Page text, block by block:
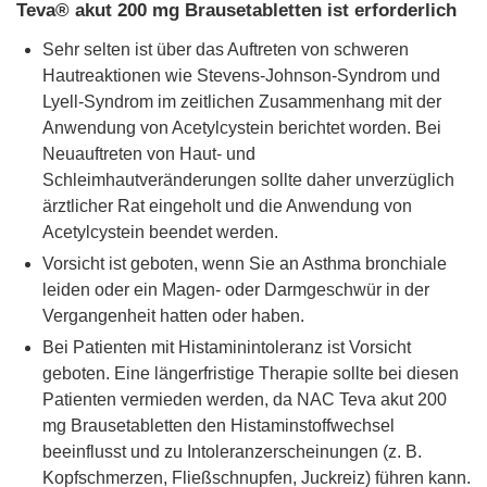
Teva® akut 200 mg Brausetabletten ist erforderlich
Sehr selten ist über das Auftreten von schweren
Hautreaktionen wie Stevens-Johnson-Syndrom und
Lyell-Syndrom im zeitlichen Zusammenhang mit der
Anwendung von Acetylcystein berichtet worden. Bei
Neuauftreten von Haut- und
Schleimhautveränderungen sollte daher unverzüglich
ärztlicher Rat eingeholt und die Anwendung von
Acetylcystein beendet werden.
Vorsicht ist geboten, wenn Sie an Asthma bronchiale
leiden oder ein Magen- oder Darmgeschwür in der
Vergangenheit hatten oder haben.
Bei Patienten mit Histaminintoleranz ist Vorsicht
geboten. Eine längerfristige Therapie sollte bei diesen
Patienten vermieden werden, da NAC Teva akut 200
mg Brausetabletten den Histaminstoffwechsel
beeinflusst und zu Intoleranzerscheinungen (z. B.
Kopfschmerzen, Fließschnupfen, Juckreiz) führen kann.